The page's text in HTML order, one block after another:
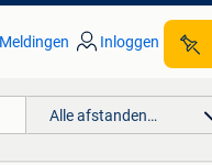
Meldingen Inloggen
Alle afstanden…